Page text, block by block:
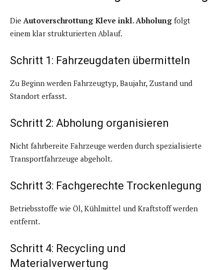
Die Autoverschrottung Kleve inkl. Abholung folgt
einem klar strukturierten Ablauf.
Schritt 1: Fahrzeugdaten übermitteln
Zu Beginn werden Fahrzeugtyp, Baujahr, Zustand und
Standort erfasst.
Schritt 2: Abholung organisieren
Nicht fahrbereite Fahrzeuge werden durch spezialisierte
Transportfahrzeuge abgeholt.
Schritt 3: Fachgerechte Trockenlegung
Betriebsstoffe wie Öl, Kühlmittel und Kraftstoff werden
entfernt.
Schritt 4: Recycling und
Materialverwertung